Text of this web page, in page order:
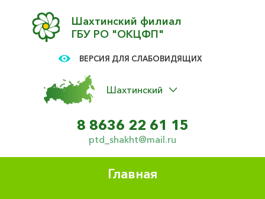
Шахтинский филиал
ГБУ РО "ОКЦФП"
ВЕРСИЯ ДЛЯ СЛАБОВИДЯЩИХ
Шахтинский
8 8636 22 61 15
ptd_shakht@mail.ru
Главная